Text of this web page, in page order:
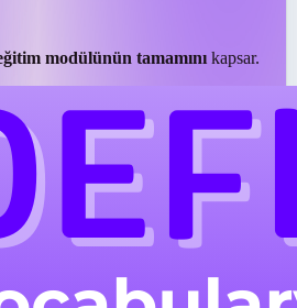
modülünün tamamını kapsar.